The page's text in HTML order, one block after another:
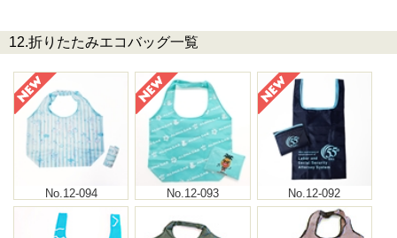
12.折りたたみエコバッグ一覧
No.12-094 No.12-093 No.12-092